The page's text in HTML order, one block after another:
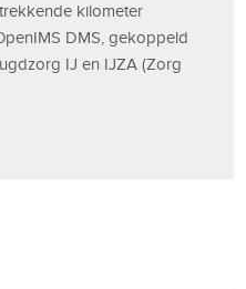
kilometer
DMS, gekoppeld
IJ en IJZA (Zorg